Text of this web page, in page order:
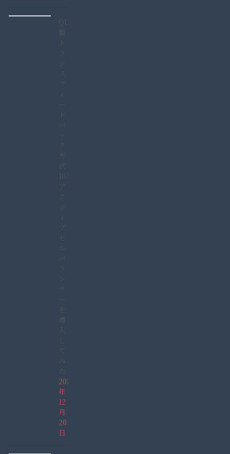
QUCC
製
ト
ラ
ン
ス
フ
ィ
ー
ド
バ
ッ
ク
方
式
10A
ア
ク
テ
ィ
ブ
セ
ル
バ
ラ
ン
サ
ー
を
導
入
し
て
み
た
2021
年
12
月
20
日